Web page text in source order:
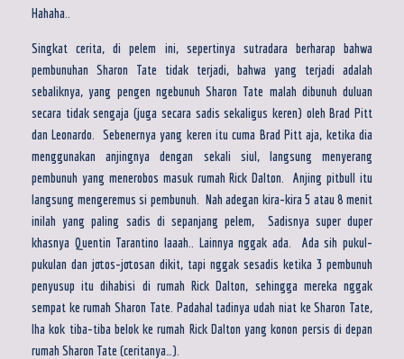
Hahaha..
Singkat cerita, di pelem ini, sepertinya sutradara berharap bahwa
pembunuhan Sharon Tate tidak terjadi, bahwa yang terjadi adalah
sebaliknya, yang pengen ngebunuh Sharon Tate malah dibunuh duluan
secara tidak sengaja (juga secara sadis sekaligus keren) oleh Brad Pitt
dan Leonardo. Sebenernya yang keren itu cuma Brad Pitt aja, ketika dia
menggunakan anjingnya dengan sekali siul, langsung menyerang
pembunuh yang menerobos masuk rumah Rick Dalton. Anjing pitbull itu
langsung mengeremus si pembunuh. Nah adegan kira-kira 5 atau 8 menit
inilah yang paling sadis di sepanjang pelem, Sadisnya super duper
khasnya Quentin Tarantino laaah.. Lainnya nggak ada. Ada sih pukul-
pukulan dan jotos-jotosan dikit, tapi nggak sesadis ketika 3 pembunuh
penyusup itu dihabisi di rumah Rick Dalton, sehingga mereka nggak
sempat ke rumah Sharon Tate. Padahal tadinya udah niat ke Sharon Tate,
lha kok tiba-tiba belok ke rumah Rick Dalton yang konon persis di depan
rumah Sharon Tate (ceritanya…).